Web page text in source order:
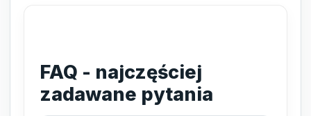
FAQ - najczęściej
zadawane pytania